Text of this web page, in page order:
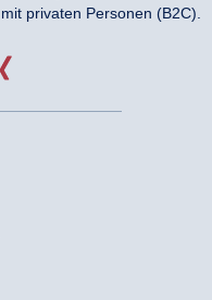
privaten Personen (B2C).